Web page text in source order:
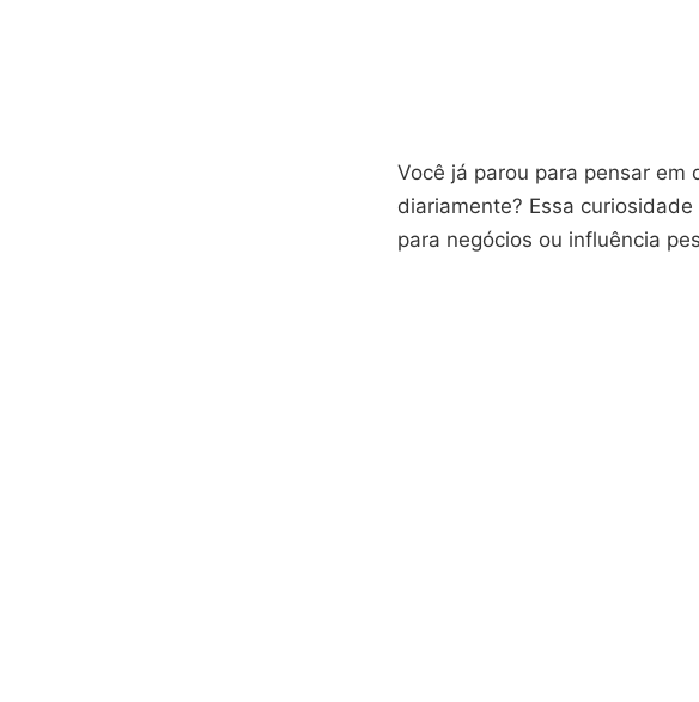
Você já parou para pensar
diariamente? Essa
para negócios ou influência